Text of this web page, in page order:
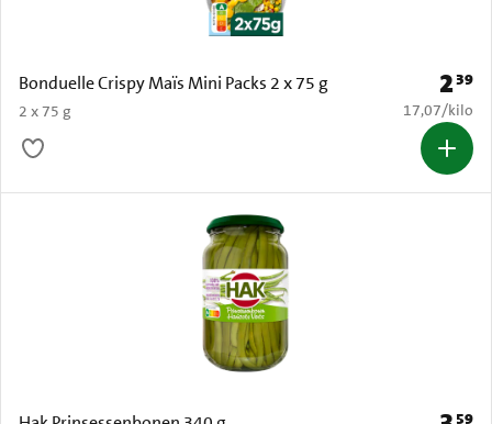
Bonduelle Crispy Maïs Mini Packs 2 x 75 g
2 x 75 g
Prijs:
239
€ 17,07 per
17,07/kilo
59